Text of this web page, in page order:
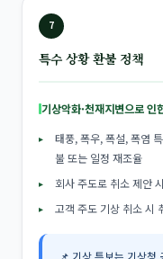
7
특수 상황 환불 정책
기상악화·천재지변으로 인
태풍, 폭우, 폭설, 폭염
불 또는 일정 재조율
회사 주도로 취소 제안
고객 주도 기상 취소 시
📌 기상 특보는 기상청